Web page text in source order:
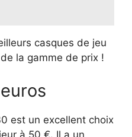
casques de jeu
la gamme de prix !
est un excellent choix
à 50 €. Il a un